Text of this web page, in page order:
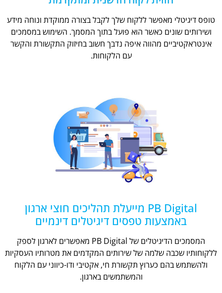
טופס דיגיטלי מאפשר ללקוח שלך לקבל בצורה ממוקדת ונוחה מידע
ושירותים שונים כאשר הוא פועל בתוך המסמך. השימוש במסמכים
אינטראקטיביים מהווה איפה נדבך חשוב בחיזוק התקשורת והקשר
עם הלקוחות.
PB Digital מייעלת תהליכים חוצי ארגון
באמצעות טפסים דיגיטלים דינמיים
המסמכים הדיגיטלים של PB Digital מאפשרים לארגון לספק
ללקוחותיו שכבה שלמה של שירותים המקדמים את מטרותיו העסקיות
ולהשתמש בהם כערוץ תקשורת חי, אקטיבי ודו-כיווני עם הלקוח
והמשתמשים בארגון.